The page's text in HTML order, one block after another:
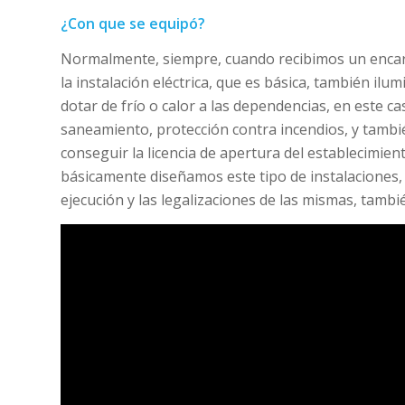
¿Con que se equipó?
Normalmente, siempre, cuando recibimos un
la instalación eléctrica, que es básica, también
dotar de frío o calor a las dependencias, en este
saneamiento, protección contra incendios, y
conseguir la licencia de apertura del
básicamente diseñamos este tipo de
ejecución y las legalizaciones de las mismas,